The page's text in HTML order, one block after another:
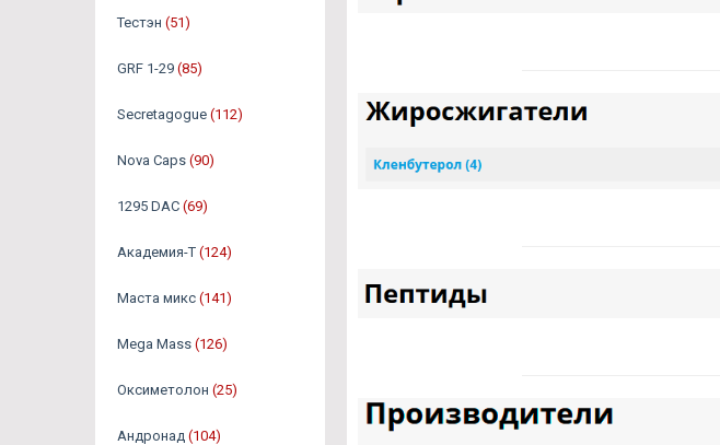
Тестэн (51)
GRF 1-29 (85)
Secretagogue (112)
Nova Caps (90)
1295 DAC (69)
Академия-Т (124)
Маста микс (141)
Mega Mass (126)
Оксиметолон (25)
Андронад (104)